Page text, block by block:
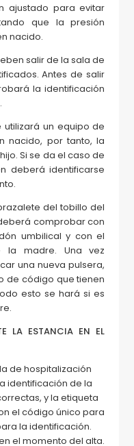
ajustado para evitar
que la presión
nacido.
salir de la sala de
Antes de salir
la identificación
un equipo de
nacido, por tanto, la
Si se da el caso de
deberá identificarse
del tobillo del
comprobar con
umbilical y con el
la madre. Una vez
una nueva pulsera,
de código que tienen
esto se hará si es
LA ESTANCIA EN EL
de hospitalización
identificación de la
y la etiqueta
el código único para
la identificación.
el momento del alta.